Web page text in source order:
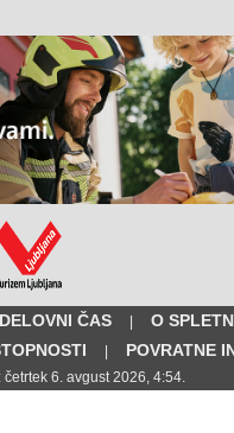
DELOVNI ČAS |
O
| POVRATNE
6. avgust 2026, 4:54.